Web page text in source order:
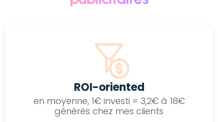
ROI-oriented
en moyenne, 1€ investi = 3,2€ à 18€
générés chez mes clients